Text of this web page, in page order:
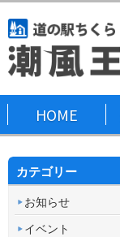
HOME
カテゴリー
お知らせ
イベント